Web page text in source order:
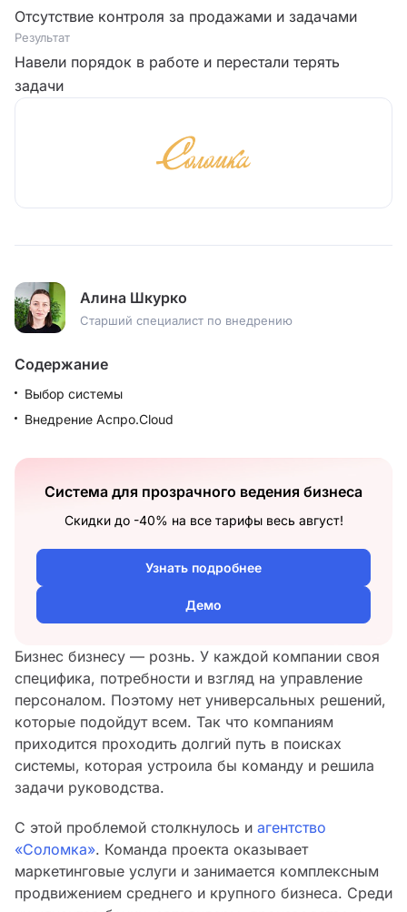
Отсутствие контроля за продажами и задачами
Результат
Навели порядок в работе и перестали терять
задачи
Бизнес бизнесу — рознь. У каждой компании своя
специфика, потребности и взгляд на управление
персоналом. Поэтому нет универсальных решений,
которые подойдут всем. Так что компаниям
приходится проходить долгий путь в поисках
системы, которая устроила бы команду и решила
задачи руководства.
С этой проблемой столкнулось и агентство
«Соломка». Команда проекта оказывает
маркетинговые услуги и занимается комплексным
продвижением среднего и крупного бизнеса. Среди
Алина Шкурко
Старший специалист по внедрению
Содержание
Выбор системы
Внедрение Аспро.Cloud
Система для прозрачного ведения бизнеса
Скидки до -40% на все тарифы весь август!
Узнать подробнее
Демо